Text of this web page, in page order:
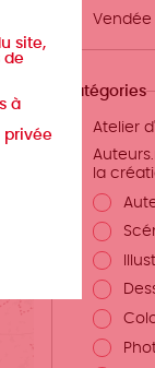
Vendée
Catégories
Atelier
la
site,
de
à
privée